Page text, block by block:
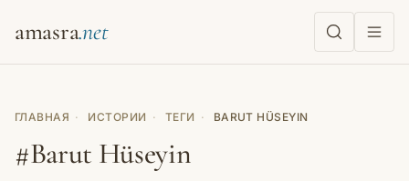
amasra
ГЛАВНАЯ · ИСТОРИИ · ТЕГИ · BARUT HÜSEYIN
#Barut Hüseyin